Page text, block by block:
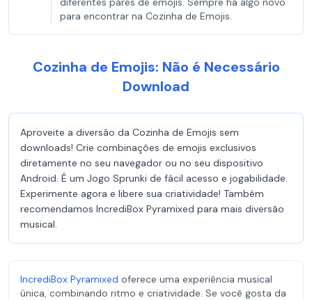
para encontrar na Cozinha de Emojis.
Cozinha de Emojis: Não é Necessário
Download
Aproveite a diversão da Cozinha de Emojis sem
downloads! Crie combinações de emojis exclusivos
diretamente no seu navegador ou no seu dispositivo
Android. É um Jogo Sprunki de fácil acesso e jogabilidade.
Experimente agora e libere sua criatividade! Também
recomendamos IncrediBox Pyramixed para mais diversão
musical.
IncrediBox Pyramixed oferece uma experiência musical
única, combinando ritmo e criatividade. Se você gosta da